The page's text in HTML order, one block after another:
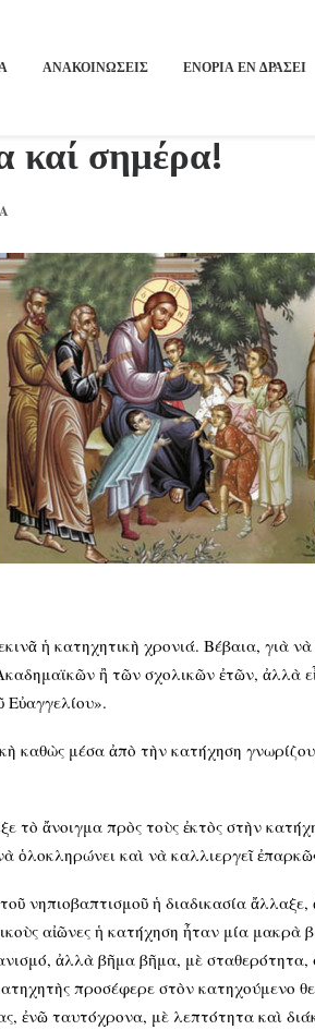
ΑΝΑΚΟΙΝΩΣΕΙΣ ΕΝΟΡΙΑ ΕΝ ΔΡΑΣΕΙ
καί σημέρα!
ἡ κατηχητικὴ χρονιά. Βέβαια, γιὰ
ἢ τῶν σχολικῶν ἐτῶν, ἀλλὰ
Εὐαγγελίου».
καθὼς μέσα ἀπὸ τὴν κατήχηση
ἄνοιγμα πρὸς τοὺς ἐκτὸς στὴν
ὁλοκληρώνει καὶ νὰ καλλιεργεῖ
νηπιοβαπτισμοῦ ἡ διαδικασία
αἰῶνες ἡ κατήχηση ἦταν μία μακρὰ
ἀλλὰ βῆμα βῆμα, μὲ
προσέφερε στὸν κατηχούμενο
ἐνῶ ταυτόχρονα, μὲ λεπτότητα καὶ